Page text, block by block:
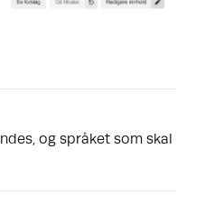
og språket som skal